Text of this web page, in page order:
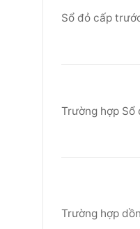
Sổ đỏ cấp
Trường hợp Sổ
Trường hợp